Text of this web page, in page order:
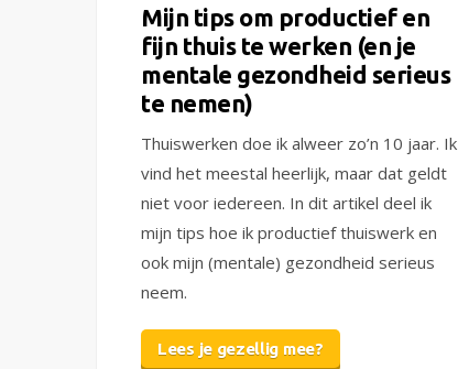
Mijn tips om productief en
fijn thuis te werken (en je
mentale gezondheid serieus
te nemen)
Thuiswerken doe ik alweer zo’n 10 jaar. Ik
vind het meestal heerlijk, maar dat geldt
niet voor iedereen. In dit artikel deel ik
mijn tips hoe ik productief thuiswerk en
ook mijn (mentale) gezondheid serieus
neem.
Lees je gezellig mee?